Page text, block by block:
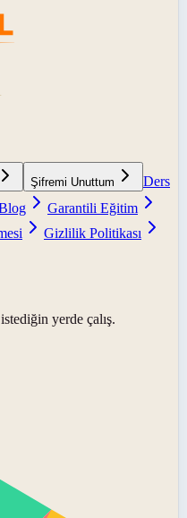
Şifremi Unuttum
Ders
Garantili Eğitim
Gizlilik Politikası
yerde çalış.